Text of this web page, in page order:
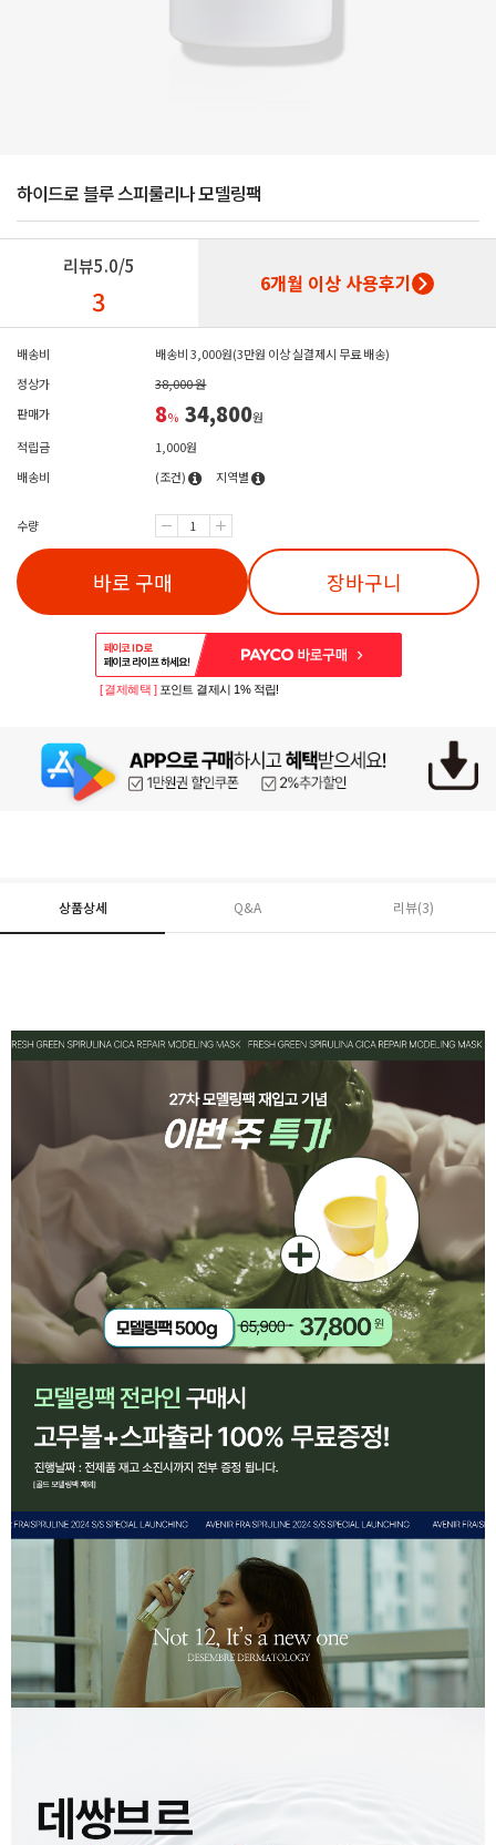
하이드로 블루 스피룰리나 모델링팩
리뷰5.0/5
3 6개월 이상 사용후기
배송비
배송비 3,000원(3만원 이상 실결제시 무료 배송)
정상가
38,000 원
판매가
8% 34,800원
적립금
1,000원
배송비
(조건) 지역별
수량
바로 구매 장바구니
PAYCO 바로구매
[ 결제혜택 ] 포인트 결제시 1% 적립!
상품상세 Q&A 리뷰(3)